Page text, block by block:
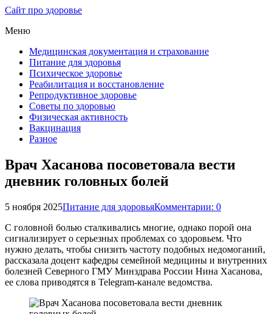
Сайт про здоровье
Меню
Медицинская документация и страхование
Питание для здоровья
Психическое здоровье
Реабилитация и восстановление
Репродуктивное здоровье
Советы по здоровью
Физическая активность
Вакцинация
Разное
Врач Хасанова посоветовала вести
дневник головных болей
5 ноября 2025Питание для здоровьяКомментарии: 0
С головной болью сталкивались многие, однако порой она
сигнализирует о серьезных проблемах со здоровьем. Что
нужно делать, чтобы снизить частоту подобных недомоганий,
рассказала доцент кафедры семейной медицины и внутренних
болезней Северного ГМУ Минздрава России Нина Хасанова,
ее слова приводятся в Telegram-канале ведомства.